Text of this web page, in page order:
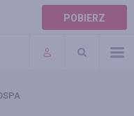
POBIERZ